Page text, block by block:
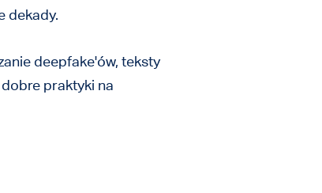
dekady.
deepfake'ów, teksty
praktyki na